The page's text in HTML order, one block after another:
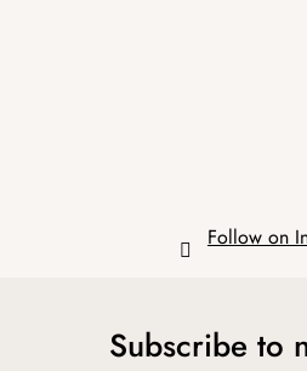
Follow on
Subscribe to